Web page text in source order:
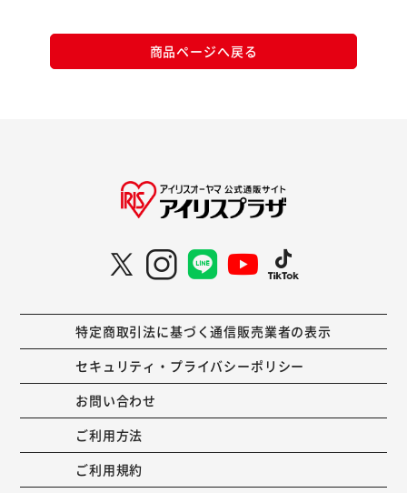
商品ページへ戻る
特定商取引法に基づく通信販売業者の表示
セキュリティ・プライバシーポリシー
お問い合わせ
ご利用方法
ご利用規約